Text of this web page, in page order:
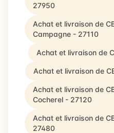
27950
Achat et livraison de
Campagne - 27110
Achat et livraison de
Achat et livraison de
Achat et livraison de
Cocherel - 27120
Achat et livraison de
27480